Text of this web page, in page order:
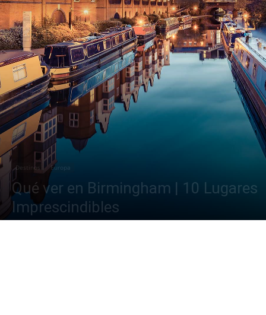
Destinos Europa
Qué ver en Birmingham | 10 Lugares
Imprescindibles